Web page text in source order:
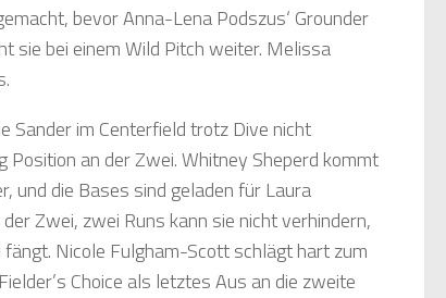
bevor Anna-Lena Podszus‘ Grounder
sie bei einem Wild Pitch weiter. Melissa
Sander im Centerfield trotz Dive nicht
an der Zwei. Whitney Sheperd kommt
und die Bases sind geladen für Laura
Zwei, zwei Runs kann sie nicht verhindern,
Nicole Fulgham-Scott schlägt hart zum
Choice als letztes Aus an die zweite